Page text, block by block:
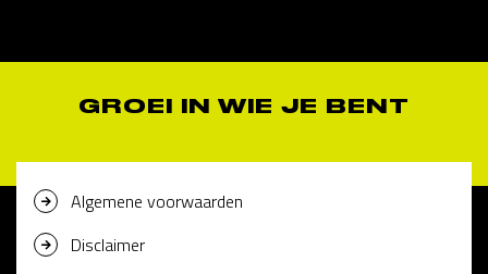
GROEI IN WIE JE BENT
Algemene voorwaarden
Disclaimer